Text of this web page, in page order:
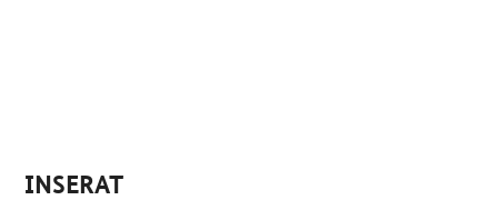
INSERAT